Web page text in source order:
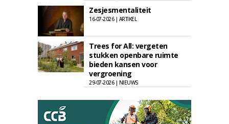
Zesjesmentaliteit
16-07-2026 | ARTIKEL
Trees for All: vergeten
stukken openbare ruimte
bieden kansen voor
vergroening
29-07-2026 | NIEUWS